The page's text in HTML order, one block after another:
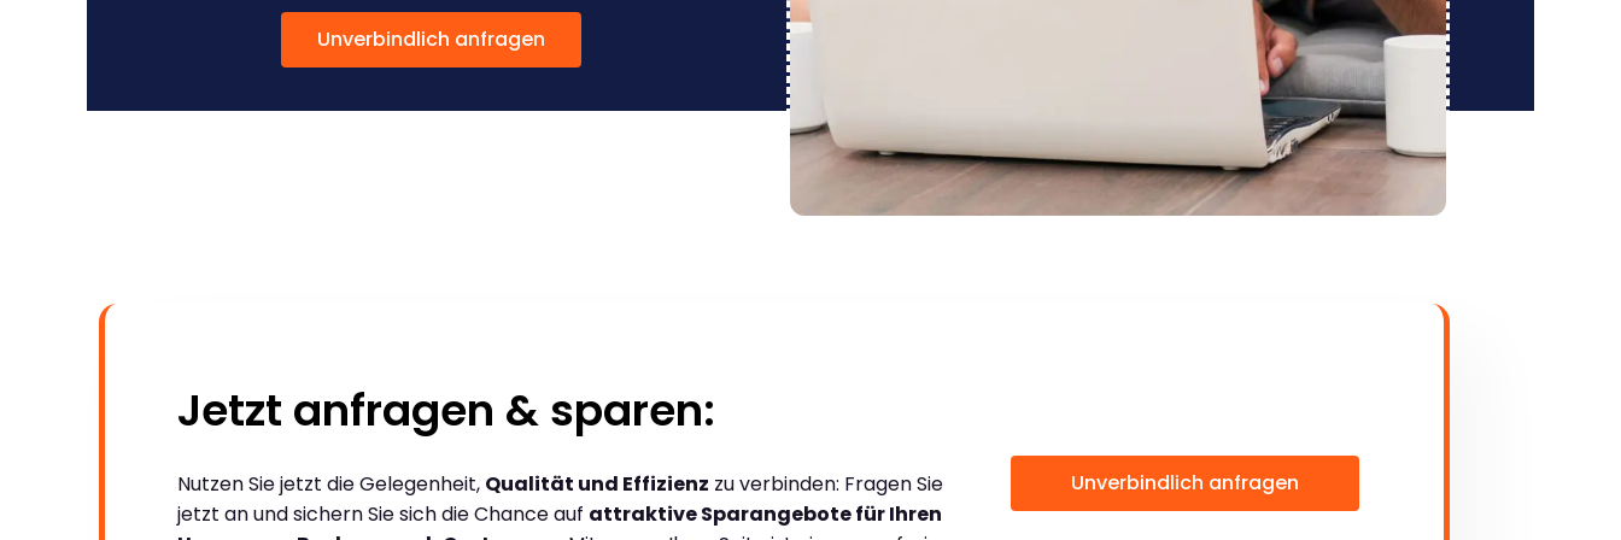
Unverbindlich anfragen
Jetzt anfragen & sparen:
Nutzen Sie jetzt die Gelegenheit, Qualität und Effizienz zu verbinden: Fragen Sie
jetzt an und sichern Sie sich die Chance auf attraktive Sparangebote für Ihren
Unverbindlich anfragen